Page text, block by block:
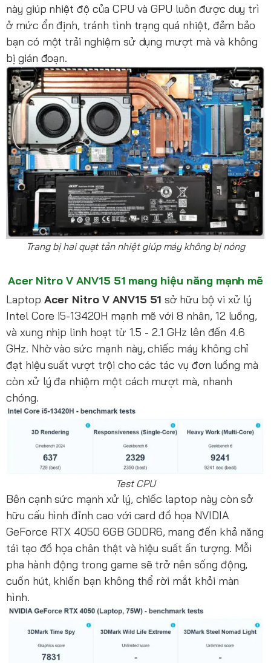
này giúp nhiệt độ của CPU và GPU luôn được duy trì
ở mức ổn định, tránh tình trạng quá nhiệt, đảm bảo
bạn có một trải nghiệm sử dụng mượt mà và không
bị gián đoạn.
Trang bị hai quạt tản nhiệt giúp máy không bị nóng
Acer Nitro V ANV15 51 mang hiệu năng mạnh mẽ
Laptop Acer Nitro V ANV15 51 sở hữu bộ vi xử lý
Intel Core i5-13420H mạnh mẽ với 8 nhân, 12 luồng,
và xung nhịp linh hoạt từ 1.5 - 2.1 GHz lên đến 4.6
GHz. Nhờ vào sức mạnh này, chiếc máy không chỉ
đạt hiệu suất vượt trội cho các tác vụ đơn luồng mà
còn xử lý đa nhiệm một cách mượt mà, nhanh
chóng.
Test CPU
Bên cạnh sức mạnh xử lý, chiếc laptop này còn sở
hữu cấu hình đỉnh cao với card đồ họa NVIDIA
GeForce RTX 4050 6GB GDDR6, mang đến khả năng
tái tạo đồ họa chân thật và hiệu suất ấn tượng. Mỗi
pha hành động trong game sẽ trở nên sống động,
cuốn hút, khiến bạn không thể rời mắt khỏi màn
hình.